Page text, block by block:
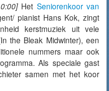
Het Seniorenkoor van
pianist Hans Kok, zingt
kerstmuziek uit vele
the Bleak Midwinter), een
nummers maar ook
Als speciale gast
samen met het koor